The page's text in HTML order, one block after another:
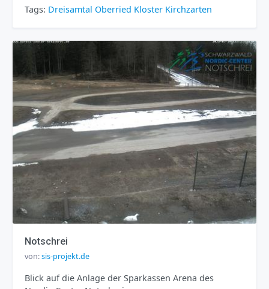
Tags: Dreisamtal Oberried Kloster Kirchzarten
Notschrei
von:sis-projekt.de
Blick auf die Anlage der Sparkassen Arena des